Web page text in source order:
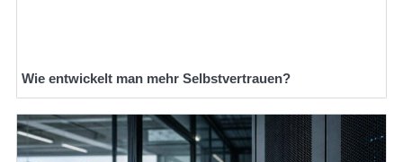
Wie entwickelt man mehr Selbstvertrauen?